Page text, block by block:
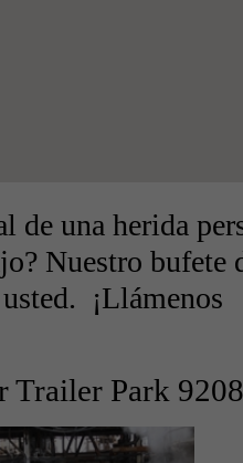
de una herida
Nuestro bufete
¡Llámenos
Trailer Park